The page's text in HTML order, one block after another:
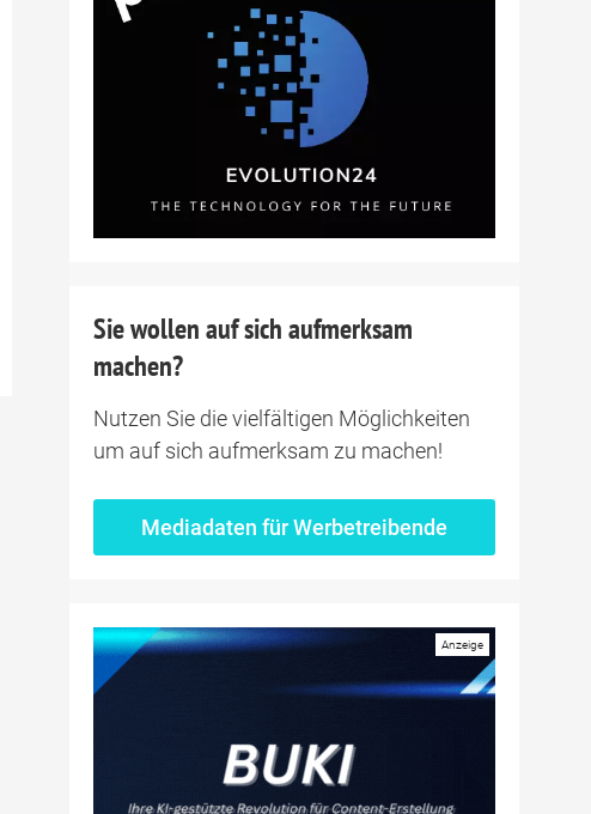
Sie wollen auf sich aufmerksam
machen?
Nutzen Sie die vielfältigen Möglichkeiten
um auf sich aufmerksam zu machen!
Mediadaten für Werbetreibende